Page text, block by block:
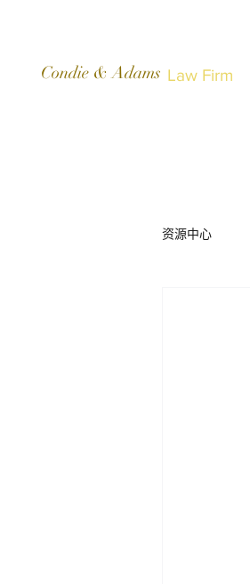
Condie & Adams Law Firm
资源中心